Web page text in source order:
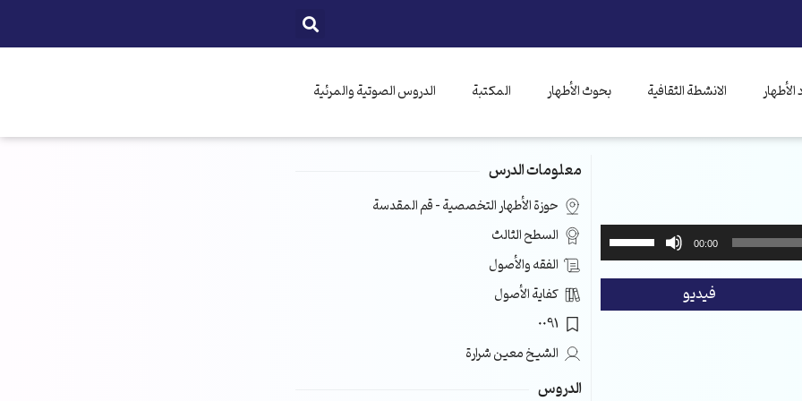
الانشطة الثقافية بحوث الأطهار المكتبة الدروس الصوتية والمرئية
00:00
استخدم
الأسهم
فيديو
معلومات الدرس
حوزة الأطهار التخصصية – قم المقدسة
السطح الثالث
الفقه والأصول
كفاية الأصول
0091
الشيخ معين شرارة
الدروس